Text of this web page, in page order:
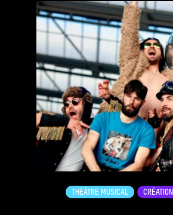
THÉÂTRE MUSICAL CRÉATION